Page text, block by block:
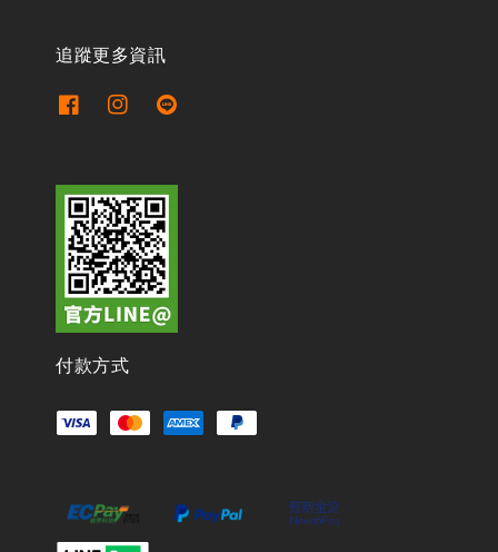
追蹤更多資訊
付款方式